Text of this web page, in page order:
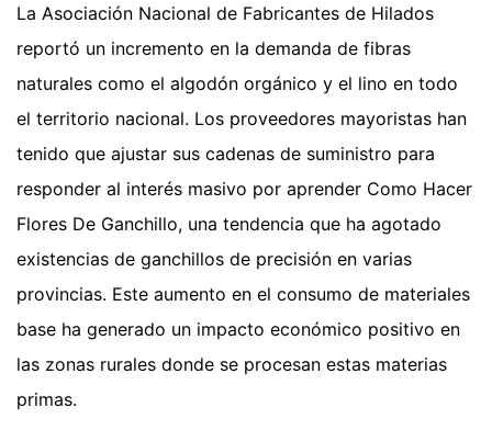
La Asociación Nacional de Fabricantes de Hilados
reportó un incremento en la demanda de fibras
naturales como el algodón orgánico y el lino en todo
el territorio nacional. Los proveedores mayoristas han
tenido que ajustar sus cadenas de suministro para
responder al interés masivo por aprender Como Hacer
Flores De Ganchillo, una tendencia que ha agotado
existencias de ganchillos de precisión en varias
provincias. Este aumento en el consumo de materiales
base ha generado un impacto económico positivo en
las zonas rurales donde se procesan estas materias
primas.